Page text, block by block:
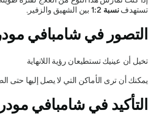
تستهدفنسبة 1:2 بين الشهيق والزفير.
التصور فيشامبافي
تخيل أن عينيك تستطيعان رؤية اللانهاية
يمكنك أن ترى الأماكن التي لا يصل إليها حتى
التأكيد فيشامبافي مودرا